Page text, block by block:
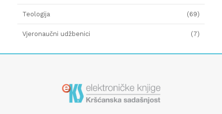
Teologija (69)
Vjeronaučni udžbenici (7)